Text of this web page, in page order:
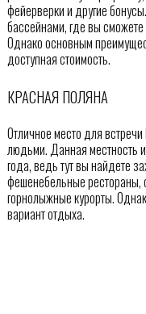
фейерверки и другие
бассейнами, где вы
Однако основным
доступная стоимость.
КРАСНАЯ ПОЛЯНА
Отличное место для
людьми. Данная местность
года, ведь тут вы найдете
фешенебельные рестораны,
горнолыжные курорты.
вариант отдыха.